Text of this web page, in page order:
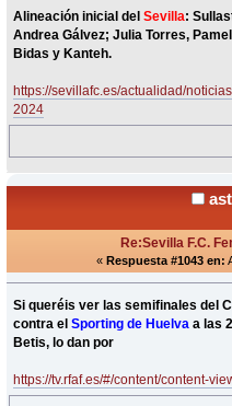
Alineación inicial delSevilla:
Andrea Gálvez; Julia Torres,
Bidas y Kanteh.
https://sevillafc.es/actualidad/
2024
Re:Sevilla F.C.
« Respuesta #1043 en:
Si queréis ver las semifinales del
contra elSporting de Huelva a las
Betis, lo dan por
https://tv.rfaf.es/#/content/content-